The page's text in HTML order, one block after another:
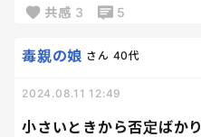
ちなみに子どもたちは爆
共感 3 5
小さいときから否定ばか
毒親の娘 さん 40代
2024.08.11 12:49